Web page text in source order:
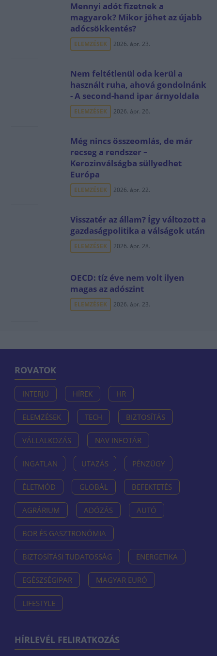
Mennyi adót fizetnek a
magyarok? Mikor jöhet az újabb
adócsökkentés?
ELEMZÉSEK 2026. ápr. 23.
Nem feltétlenül oda kerül a
használt ruha, ahová gondolnánk
- A second-hand ipar árnyoldala
ELEMZÉSEK 2026. ápr. 26.
Még nincs összeomlás, de már
recseg a rendszer –
Kerozinválságba süllyedhet
Európa
ELEMZÉSEK 2026. ápr. 22.
Visszatér az állam? Így változott a
gazdaságpolitika a válságok után
ELEMZÉSEK 2026. ápr. 28.
OECD: tíz éve nem volt ilyen
magas az adószint
ELEMZÉSEK 2026. ápr. 23.
ROVATOK
INTERJÚ HÍREK HR
ELEMZÉSEK TECH BIZTOSÍTÁS
VÁLLALKOZÁS NAV INFOTÁR
INGATLAN UTAZÁS PÉNZÜGY
ÉLETMÓD GLOBÁL BEFEKTETÉS
AGRÁRIUM ADÓZÁS AUTÓ
BOR ÉS GASZTRONÓMIA
BIZTOSÍTÁSI TUDATOSSÁG ENERGETIKA
EGÉSZSÉGIPAR MAGYAR EURÓ
LIFESTYLE
HÍRLEVÉL FELIRATKOZÁS